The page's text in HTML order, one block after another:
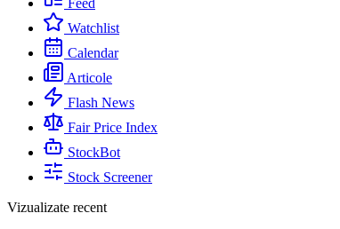
Feed
Watchlist
Calendar
Articole
Flash News
Fair Price Index
StockBot
Stock Screener
Vizualizate recent